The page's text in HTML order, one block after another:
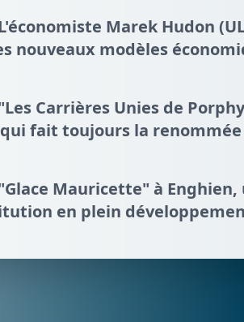
Marek Hudon
nouveaux modèles
Carrières Unies de
fait toujours la renommée
Mauricette" à Enghien,
en plein